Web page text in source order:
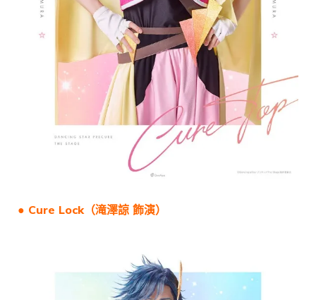
● Cure Lock（滝澤諒 飾演）